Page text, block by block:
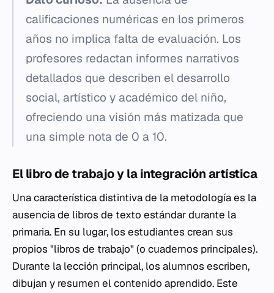
calificaciones numéricas en los primeros
años no implica falta de evaluación. Los
profesores redactan informes narrativos
detallados que describen el desarrollo
social, artístico y académico del niño,
ofreciendo una visión más matizada que
una simple nota de 0 a 10.
El libro de trabajo y la integración artística
Una característica distintiva de la metodología es la
ausencia de libros de texto estándar durante la
primaria. En su lugar, los estudiantes crean sus
propios "libros de trabajo" (o cuadernos principales).
Durante la lección principal, los alumnos escriben,
dibujan y resumen el contenido aprendido. Este